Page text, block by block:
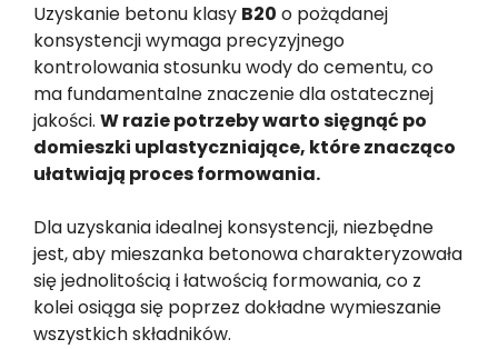
Uzyskanie betonu klasy B20 o pożądanej
konsystencji wymaga precyzyjnego
kontrolowania stosunku wody do cementu, co
ma fundamentalne znaczenie dla ostatecznej
jakości. W razie potrzeby warto sięgnąć po
domieszki uplastyczniające, które znacząco
ułatwiają proces formowania.
Dla uzyskania idealnej konsystencji, niezbędne
jest, aby mieszanka betonowa charakteryzowała
się jednolitością i łatwością formowania, co z
kolei osiąga się poprzez dokładne wymieszanie
wszystkich składników.